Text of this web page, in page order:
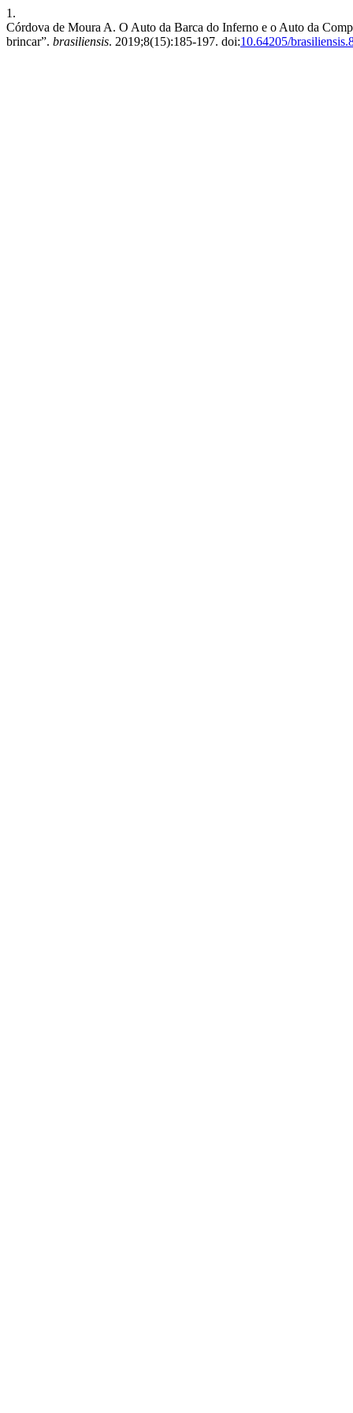
1.
Córdova de Moura A. O Auto da Barca do Inferno e o Auto da
brincar”. brasiliensis. 2019;8(15):185-197. doi:10.64205/